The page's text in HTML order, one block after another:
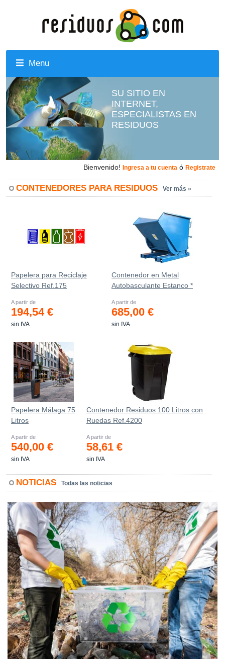
Menu
SU SITIO EN
INTERNET,
ESPECIALISTAS EN
RESIDUOS
Bienvenido! Ingresa a tu cuenta ó Registrate
CONTENEDORES PARA RESIDUOS Ver más »
Papelera para Reciclaje
Selectivo Ref.175
A partir de
194,54 €
sin IVA
Contenedor en Metal
Autobasculante Estanco *
A partir de
685,00 €
sin IVA
Papelera Málaga 75
Litros
A partir de
540,00 €
sin IVA
Contenedor Residuos 100 Litros con
Ruedas Ref.4200
A partir de
58,61 €
sin IVA
NOTICIAS Todas las noticias